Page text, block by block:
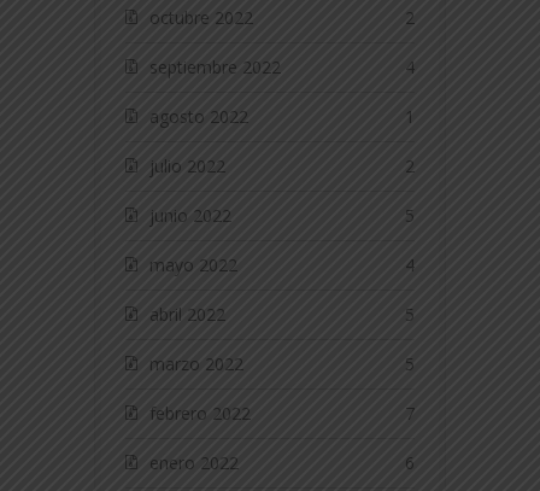
octubre 2022 2
septiembre 2022 4
agosto 2022 1
julio 2022 2
junio 2022 5
mayo 2022 4
abril 2022 5
marzo 2022 5
febrero 2022 7
enero 2022 6